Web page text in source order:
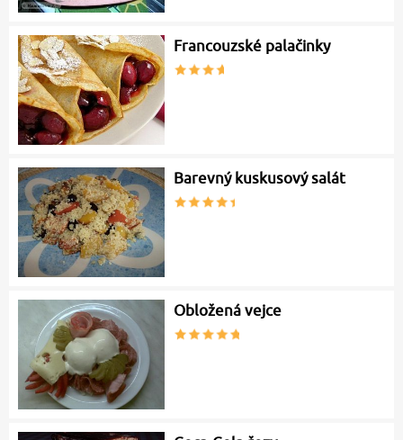
Francouzské palačinky
Barevný kuskusový salát
Obložená vejce